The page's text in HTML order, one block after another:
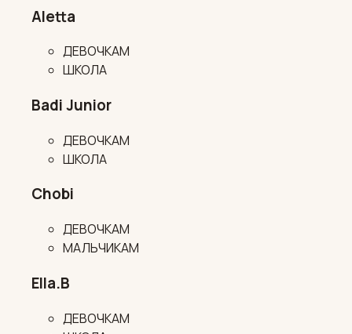
Aletta
ДЕВОЧКАМ
ШКОЛА
Badi Junior
ДЕВОЧКАМ
ШКОЛА
Chobi
ДЕВОЧКАМ
МАЛЬЧИКАМ
Ella.B
ДЕВОЧКАМ